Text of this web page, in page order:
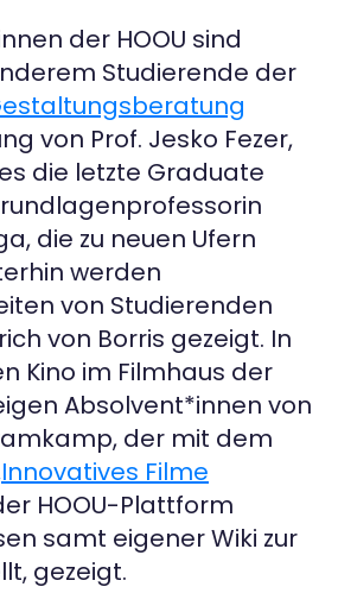
der HOOU sind
Studierende der
von Prof. Jesko Fezer,
die letzte Graduate
die zu neuen Ufern
werden
von Studierenden
von Borris gezeigt. In
Kino im Filmhaus der
Absolvent*innen von
der mit dem
Filme
HOOU-Plattform
samt eigener Wiki zur
gezeigt.